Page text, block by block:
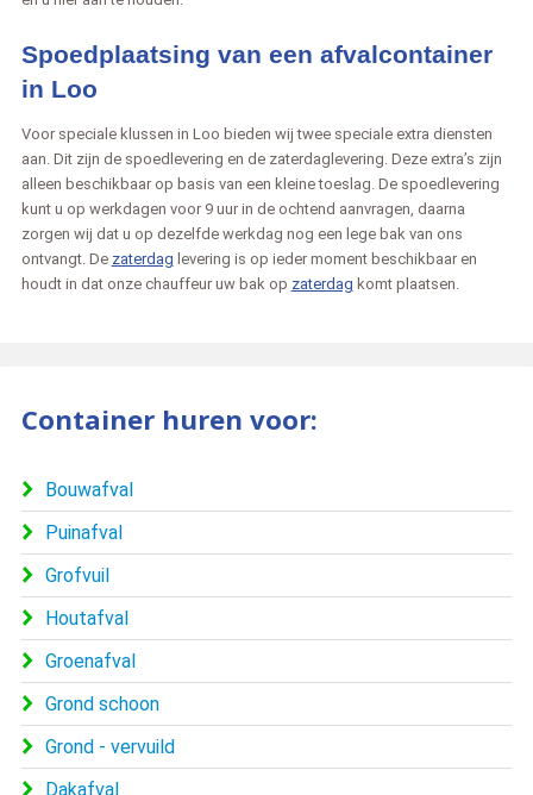
Spoedplaatsing van een afvalcontainer
in Loo
Voor speciale klussen in Loo bieden wij twee speciale extra diensten
aan. Dit zijn de spoedlevering en de zaterdaglevering. Deze extra’s zijn
alleen beschikbaar op basis van een kleine toeslag. De spoedlevering
kunt u op werkdagen voor 9 uur in de ochtend aanvragen, daarna
zorgen wij dat u op dezelfde werkdag nog een lege bak van ons
ontvangt. De zaterdag levering is op ieder moment beschikbaar en
houdt in dat onze chauffeur uw bak op zaterdag komt plaatsen.
Container huren voor:
Bouwafval
Puinafval
Grofvuil
Houtafval
Groenafval
Grond schoon
Grond - vervuild
Dakafval